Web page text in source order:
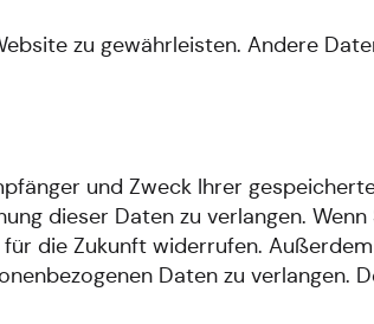
zu gewährleisten. Andere
und Zweck Ihrer
dieser Daten zu verlangen. Wenn
die Zukunft widerrufen.
Daten zu verlangen.